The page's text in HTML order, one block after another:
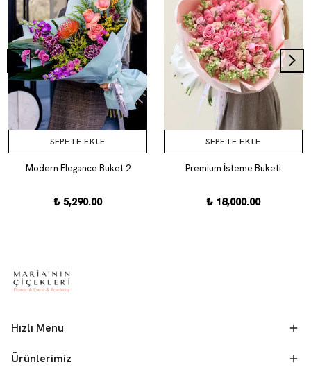
SEPETE EKLE
Modern Elegance Buket 2
₺ 5,290.00
SEPETE EKLE
Premium İsteme Buketi
₺ 18,000.00
Hızlı Menu
Ürünlerimiz